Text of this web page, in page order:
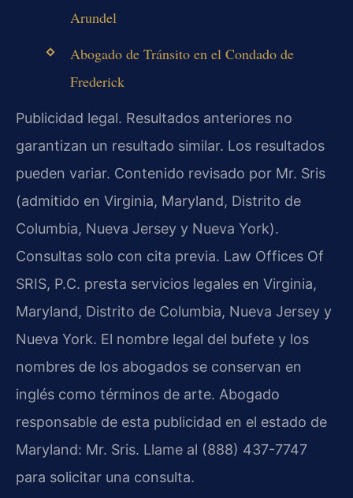
Arundel
Abogado de Tránsito en el Condado de
Frederick
Publicidad legal. Resultados anteriores no
garantizan un resultado similar. Los resultados
pueden variar. Contenido revisado por Mr. Sris
(admitido en Virginia, Maryland, Distrito de
Columbia, Nueva Jersey y Nueva York).
Consultas solo con cita previa. Law Offices Of
SRIS, P.C. presta servicios legales en Virginia,
Maryland, Distrito de Columbia, Nueva Jersey y
Nueva York. El nombre legal del bufete y los
nombres de los abogados se conservan en
inglés como términos de arte. Abogado
responsable de esta publicidad en el estado de
Maryland: Mr. Sris. Llame al (888) 437-7747
para solicitar una consulta.